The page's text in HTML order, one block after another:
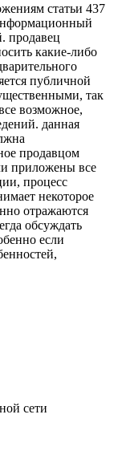
статьи 437
продавец
какие-либо
публичной
так
возможное,
данная
продавцом
приложены все
процесс
некоторое
отражаются
обсуждать
если
сети